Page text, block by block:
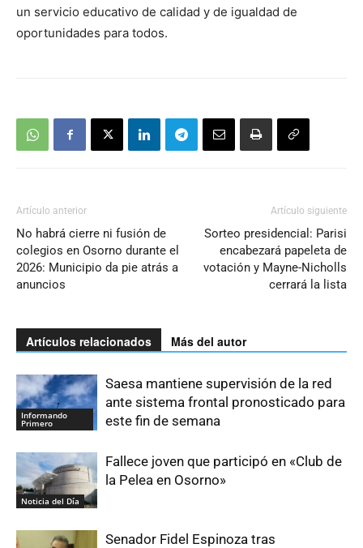
un servicio educativo de calidad y de igualdad de
oportunidades para todos.
Artículo anterior
No habrá cierre ni fusión de
colegios en Osorno durante el
2026: Municipio da pie atrás a
anuncios
Artículo siguiente
Sorteo presidencial: Parisi
encabezará papeleta de
votación y Mayne-Nicholls
cerrará la lista
Artículos relacionados Más del autor
Informando
Primero
Saesa mantiene supervisión de la red
ante sistema frontal pronosticado para
este fin de semana
Noticia del Día
Fallece joven que participó en «Club de
la Pelea en Osorno»
Senador Fidel Espinoza tras